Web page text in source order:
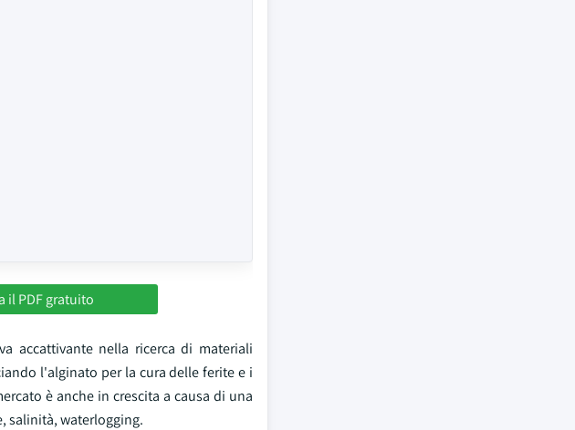
il PDF gratuito
accattivante nella ricerca di materiali
l'alginato per la cura delle ferite e i
è anche in crescita a causa di una
salinità, waterlogging.